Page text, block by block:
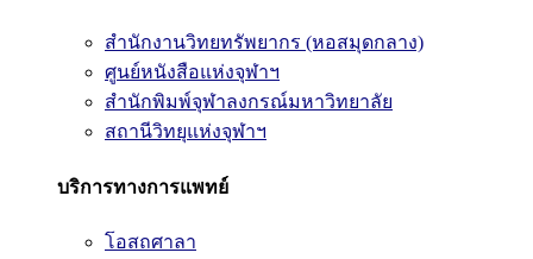
สำนักงานวิทยทรัพยากร (หอสมุดกลาง)
ศูนย์หนังสือแห่งจุฬาฯ
สำนักพิมพ์จุฬาลงกรณ์มหาวิทยาลัย
สถานีวิทยุแห่งจุฬาฯ
บริการทางการแพทย์
โอสถศาลา